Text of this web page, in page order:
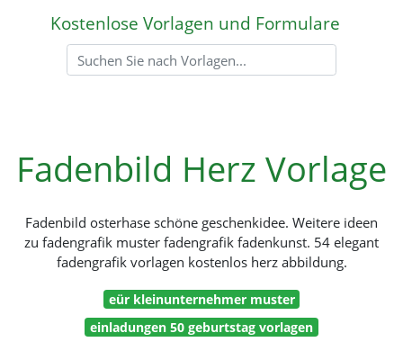
Kostenlose Vorlagen und Formulare
Fadenbild Herz Vorlage
Fadenbild osterhase schöne geschenkidee. Weitere ideen
zu fadengrafik muster fadengrafik fadenkunst. 54 elegant
fadengrafik vorlagen kostenlos herz abbildung.
eür kleinunternehmer muster
einladungen 50 geburtstag vorlagen